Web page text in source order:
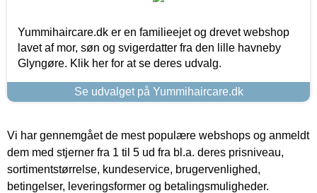
Yummihaircare.dk er en familieejet og drevet webshop
lavet af mor, søn og svigerdatter fra den lille havneby
Glyngøre. Klik her for at se deres udvalg.
Se udvalget på Yummihaircare.dk
Vi har gennemgået de mest populære webshops og anmeldt
dem med stjerner fra 1 til 5 ud fra bl.a. deres prisniveau,
sortimentstørrelse, kundeservice, brugervenlighed,
betingelser, leveringsformer og betalingsmuligheder.